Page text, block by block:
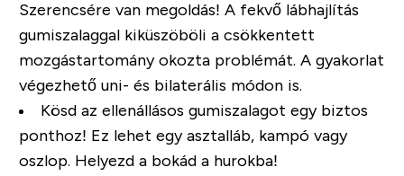
Szerencsére van megoldás! A fekvő lábhajlítás
gumiszalaggal kiküszöböli a csökkentett
mozgástartomány okozta problémát. A gyakorlat
végezhető uni- és bilaterális módon is.
Kösd az ellenállásos gumiszalagot egy biztos
ponthoz! Ez lehet egy asztalláb, kampó vagy
oszlop. Helyezd a bokád a hurokba!